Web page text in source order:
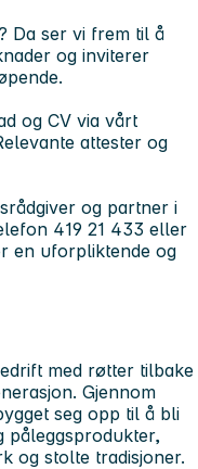
Da ser vi frem til å
og inviterer
og CV via vårt
attester og
og partner i
419 21 433 eller
en uforpliktende og
med røtter tilbake
Gjennom
seg opp til å bli
påleggsprodukter,
og stolte tradisjoner.